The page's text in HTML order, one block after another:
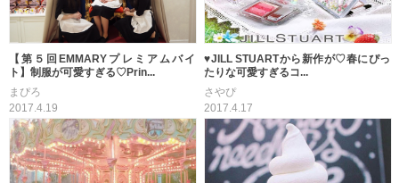
【第５回EMMARYプレミアムバイ
ト】制服が可愛すぎる♡Prin...
まぴろ
2017.4.19
♥︎JILL STUARTから新作が♡春にぴっ
たりな可愛すぎるコ...
さやぴ
2017.4.17